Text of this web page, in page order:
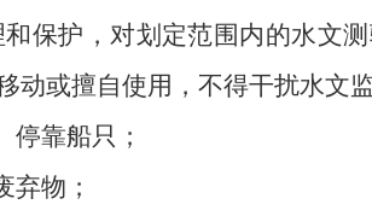
保护，对划定范围内的水文
动或擅自使用，不得干扰水文
停靠船只；
弃物；